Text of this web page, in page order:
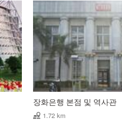
장화은행 본점 및 역사관
1.72 km